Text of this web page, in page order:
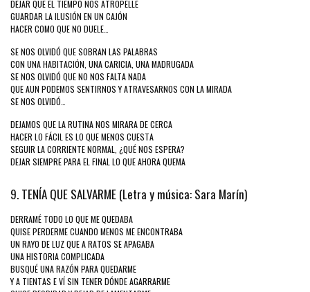
DEJAR QUE EL TIEMPO NOS ATROPELLE
GUARDAR LA ILUSIÓN EN UN CAJÓN
HACER COMO QUE NO DUELE…
SE NOS OLVIDÓ QUE SOBRAN LAS PALABRAS
CON UNA HABITACIÓN, UNA CARICIA, UNA MADRUGADA
SE NOS OLVIDÓ QUE NO NOS FALTA NADA
QUE AUN PODEMOS SENTIRNOS Y ATRAVESARNOS CON LA MIRADA
SE NOS OLVIDÓ…
DEJAMOS QUE LA RUTINA NOS MIRARA DE CERCA
HACER LO FÁCIL ES LO QUE MENOS CUESTA
SEGUIR LA CORRIENTE NORMAL, ¿QUÉ NOS ESPERA?
DEJAR SIEMPRE PARA EL FINAL LO QUE AHORA QUEMA
9. TENÍA QUE SALVARME (Letra y música: Sara Marín)
DERRAMÉ TODO LO QUE ME QUEDABA
QUISE PERDERME CUANDO MENOS ME ENCONTRABA
UN RAYO DE LUZ QUE A RATOS SE APAGABA
UNA HISTORIA COMPLICADA
BUSQUÉ UNA RAZÓN PARA QUEDARME
Y A TIENTAS E VÍ SIN TENER DÓNDE AGARRARME